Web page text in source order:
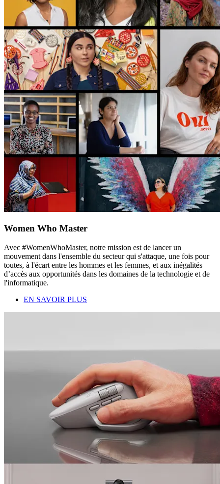
Women Who Master
Avec #WomenWhoMaster, notre mission est de lancer un
mouvement dans l'ensemble du secteur qui s'attaque, une fois pour
toutes, à l'écart entre les hommes et les femmes, et aux inégalités
d’accès aux opportunités dans les domaines de la technologie et de
l'informatique.
EN SAVOIR PLUS